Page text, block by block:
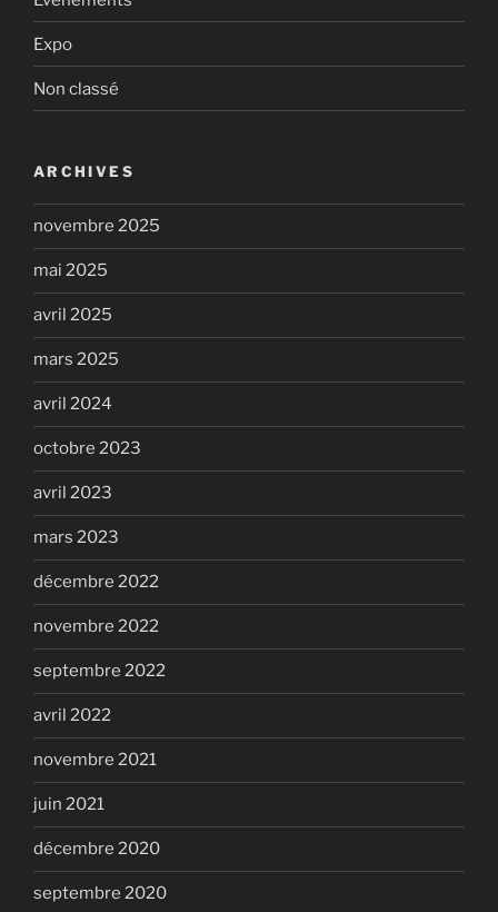
Expo
Non classé
ARCHIVES
novembre 2025
mai 2025
avril 2025
mars 2025
avril 2024
octobre 2023
avril 2023
mars 2023
décembre 2022
novembre 2022
septembre 2022
avril 2022
novembre 2021
juin 2021
décembre 2020
septembre 2020